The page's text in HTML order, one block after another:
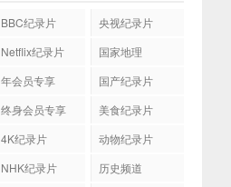
BBC纪录片
央视纪录片
Netflix纪录片
国家地理
年会员专享
国产纪录片
终身会员专享
美食纪录片
4K纪录片
动物纪录片
NHK纪录片
历史频道